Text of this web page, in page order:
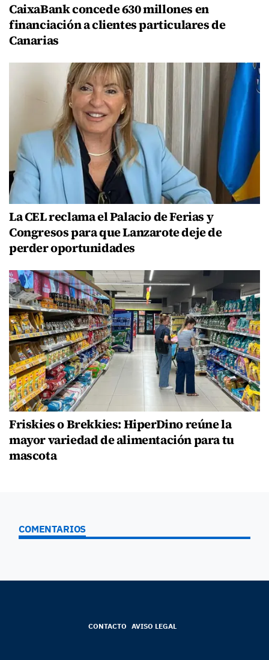
CaixaBank concede 630 millones en
financiación a clientes particulares de
Canarias
La CEL reclama el Palacio de Ferias y
Congresos para que Lanzarote deje de
perder oportunidades
Friskies o Brekkies: HiperDino reúne la
mayor variedad de alimentación para tu
mascota
COMENTARIOS
CONTACTO AVISO LEGAL